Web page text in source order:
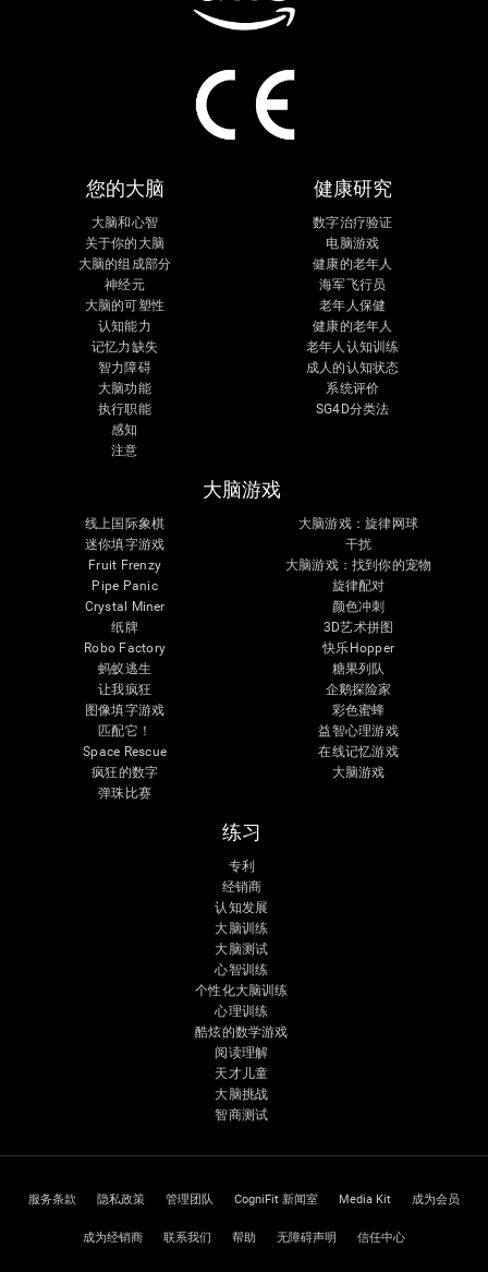
您的大脑
大脑和心智
关于你的大脑
大脑的组成部分
神经元
大脑的可塑性
认知能力
记忆力缺失
智力障碍
大脑功能
执行职能
感知
注意
健康研究
数字治疗验证
电脑游戏
健康的老年人
海军飞行员
老年人保健
健康的老年人
老年人认知训练
成人的认知状态
系统评价
SG4D分类法
大脑游戏
线上国际象棋
迷你填字游戏
Fruit Frenzy
Pipe Panic
Crystal Miner
纸牌
Robo Factory
蚂蚁逃生
让我疯狂
图像填字游戏
匹配它！
Space Rescue
疯狂的数字
弹珠比赛
大脑游戏：旋律网球
干扰
大脑游戏：找到你的宠物
旋律配对
颜色冲刺
3D艺术拼图
快乐Hopper
糖果列队
企鹅探险家
彩色蜜蜂
益智心理游戏
在线记忆游戏
大脑游戏
练习
专利
经销商
认知发展
大脑训练
大脑测试
心智训练
个性化大脑训练
心理训练
酷炫的数学游戏
阅读理解
天才儿童
大脑挑战
智商测试
服务条款 隐私政策 管理团队 CogniFit 新闻室 Media Kit 成为会员
成为经销商 联系我们 帮助 无障碍声明 信任中心